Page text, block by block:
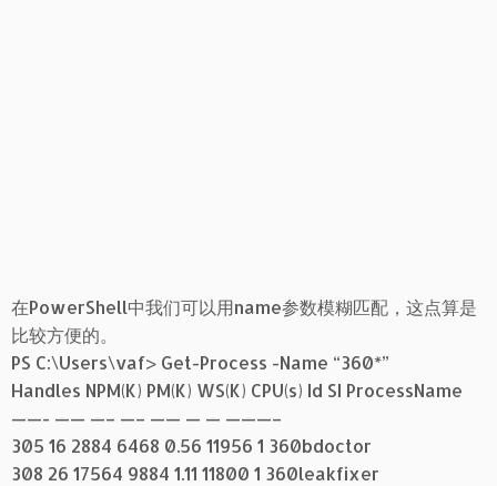
在PowerShell中我们可以用name参数模糊匹配，这点算是
比较方便的。
PS C:\Users\vaf> Get-Process -Name “360*”
Handles NPM(K) PM(K) WS(K) CPU(s) Id SI ProcessName
——- —— —– —– —— — — ———–
305 16 2884 6468 0.56 11956 1 360bdoctor
308 26 17564 9884 1.11 11800 1 360leakfixer